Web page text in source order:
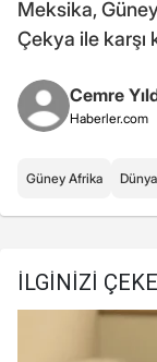
Meksika,
Çekya ile karşı
Cemre
Haberler.com
Güney Afrika